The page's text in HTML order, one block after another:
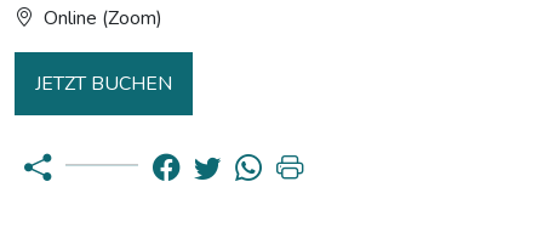
Online (Zoom)
JETZT BUCHEN